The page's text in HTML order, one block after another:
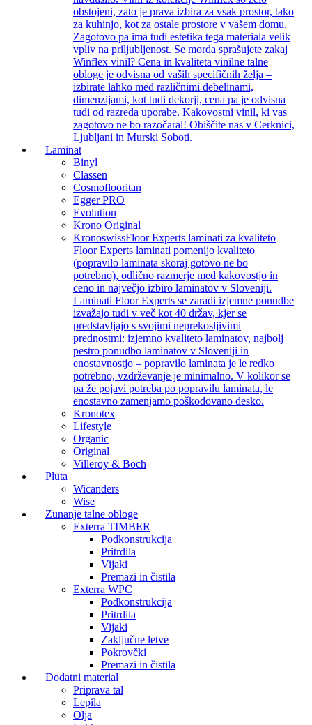
obstojeni, zato je prava izbira za vsak prostor, tako
za kuhinjo, kot za ostale prostore v vašem domu.
Zagotovo pa ima tudi estetika tega materiala velik
vpliv na priljubljenost. Se morda sprašujete zakaj
Winflex vinil? Cena in kvaliteta vinilne talne
obloge je odvisna od vaših specifičnih želja –
izbirate lahko med različnimi debelinami,
dimenzijami, kot tudi dekorji, cena pa je odvisna
tudi od razreda uporabe. Kakovostni vinil, ki vas
zagotovo ne bo razočaral! Obiščite nas v Cerknici,
Ljubljani in Murski Soboti.
Laminat
Binyl
Classen
Cosmoflooritan
Egger PRO
Evolution
Krono Original
KronoswissFloor Experts laminati za kvaliteto
Floor Experts laminati pomenijo kvaliteto
(popravilo laminata skoraj gotovo ne bo
potrebno), odlično razmerje med kakovostjo in
ceno in največjo izbiro laminatov v Sloveniji.
Laminati Floor Experts se zaradi izjemne ponudbe
izvažajo tudi v več kot 40 držav, kjer se
predstavljajo s svojimi neprekosljivimi
prednostmi: izjemno kvaliteto laminatov, najbolj
pestro ponudbo laminatov v Sloveniji in
enostavnostjo – popravilo laminata je le redko
potrebno, vzdrževanje je minimalno. V kolikor se
pa že pojavi potreba po popravilu laminata, le
enostavno zamenjamo poškodovano desko.
Kronotex
Lifestyle
Organic
Original
Villeroy & Boch
Pluta
Wicanders
Wise
Zunanje talne obloge
Exterra TIMBER
Podkonstrukcija
Pritrdila
Vijaki
Premazi in čistila
Exterra WPC
Podkonstrukcija
Pritrdila
Vijaki
Zaključne letve
Pokrovčki
Premazi in čistila
Dodatni material
Priprava tal
Lepila
Olja